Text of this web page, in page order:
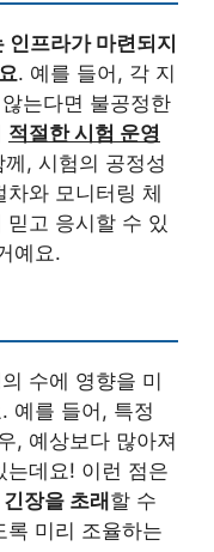
인프라가 마련되지
. 예를 들어, 각 지
는다면 불공정한
적절한 시험 운영
, 시험의 공정성
와 모니터링 체
고 응시할 수 있
예요.
수에 영향을 미
예를 들어, 특정
, 예상보다 많아져
는데요! 이런 점은
장을 초래할 수
록 미리 조율하는